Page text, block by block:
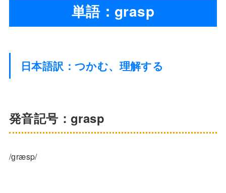
単語：grasp
日本語訳：つかむ、理解する
発音記号：grasp
/ɡræsp/